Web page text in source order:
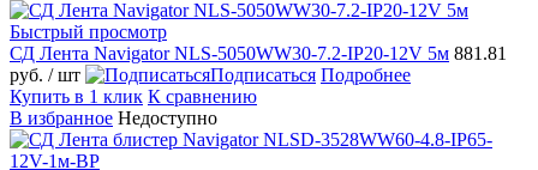
Быстрый просмотр
СД Лента Navigator NLS-5050WW30-7.2-IP20-12V 5м 881.81
руб. / шт Подписаться Подробнее
Купить в 1 клик К сравнению
В избранное Недоступно